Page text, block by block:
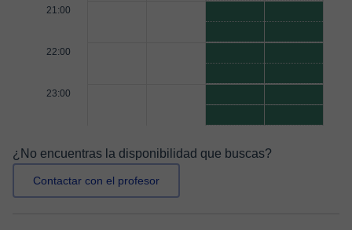
21:00
22:00
23:00
¿No encuentras la disponibilidad que buscas?
Contactar con el profesor